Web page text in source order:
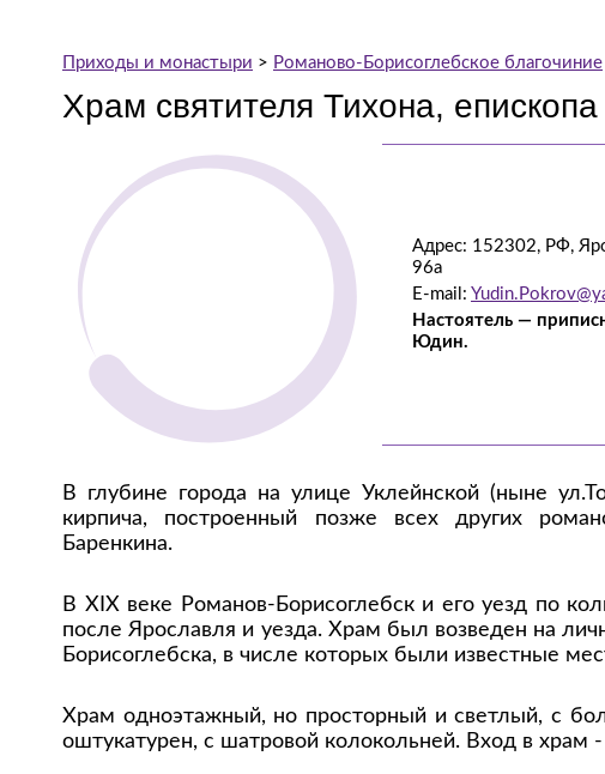
Приходы и монастыри > Романово-Борисоглебское благочиние
Храм святителя Тихона,
Адрес: 152302, РФ,
96а
E-mail:
Настоятель —
Юдин.
В глубине города на улице Уклейнской (ныне
кирпича, построенный позже всех других
Баренкина.
В XIX веке Романов-Борисоглебск и его уезд по
после Ярославля и уезда. Храм был возведен на
Борисоглебска, в числе которых были известные
Храм одноэтажный, но просторный и светлый, с
оштукатурен, с шатровой колокольней. Вход в храм